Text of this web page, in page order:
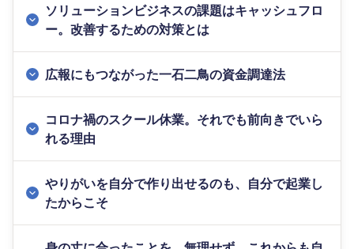
ソリューションビジネスの課題はキャッシュフロ
ー。改善するための対策とは
広報にもつながった一石二鳥の資金調達法
コロナ禍のスクール休業。それでも前向きでいら
れる理由
やりがいを自分で作り出せるのも、自分で起業し
たからこそ